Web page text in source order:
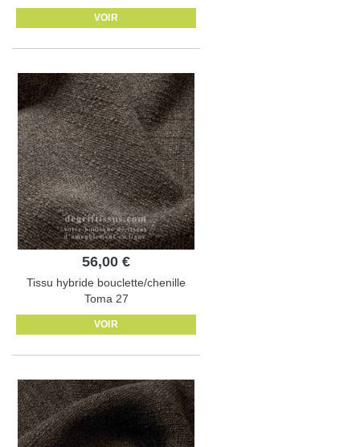
VOIR
56,00 €
Tissu hybride bouclette/chenille
Toma 27
VOIR